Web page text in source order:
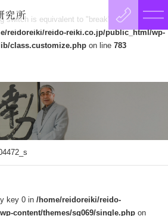
switch is equivalent to "break". Did you mean
reidoreiki/reido-reiki.co.jp/public_html/wp-
class.customize.php on line 783
key 0 in/home/reidoreiki/reido-
content/themes/sg069/single.php on